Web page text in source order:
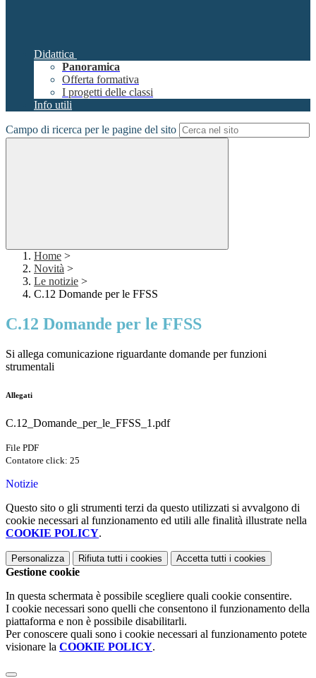
Didattica
Panoramica
Offerta formativa
I progetti delle classi
Info utili
Campo di ricerca per le pagine del sito
Home >
Novità >
Le notizie >
C.12 Domande per le FFSS
C.12 Domande per le FFSS
Si allega comunicazione riguardante domande per funzioni
strumentali
Allegati
C.12_Domande_per_le_FFSS_1.pdf
File PDF
Contatore click: 25
Notizie
Questo sito o gli strumenti terzi da questo utilizzati si avvalgono di
cookie necessari al funzionamento ed utili alle finalità illustrate nella
COOKIE POLICY.
Personalizza Rifiuta tutti i cookies Accetta tutti i cookies
Gestione cookie
In questa schermata è possibile scegliere quali cookie consentire.
I cookie necessari sono quelli che consentono il funzionamento della
piattaforma e non è possibile disabilitarli.
Per conoscere quali sono i cookie necessari al funzionamento potete
visionare la COOKIE POLICY.